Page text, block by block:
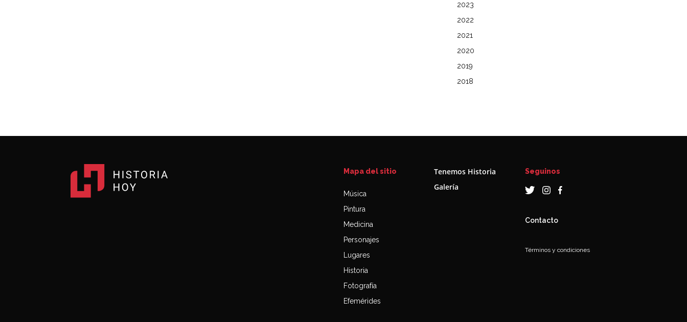
2023
2022
2021
2020
2019
2018
Mapa del sitio
Música
Pintura
Medicina
Personajes
Lugares
Historia
Fotografía
Efemérides
Tenemos Historia
Galería
Seguinos
Contacto
Términos y condiciones